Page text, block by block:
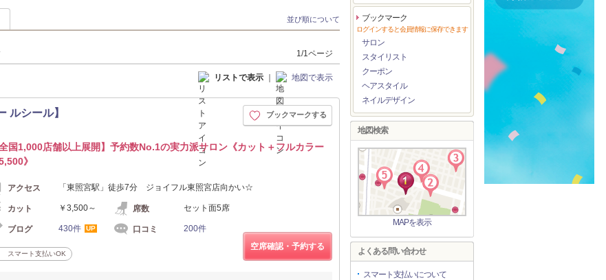
並び順について
1/1ページ
リストで表示 地図で表示
ルシール】 ブックマークする
全国1,000店舗以上展開】予約数No.1の実力派サロン《カット＋フルカラー
》
アクセス 「東照宮駅」徒歩7分 ジョイフル東照宮店向かい☆
カット ￥3,500～ 席数 セット面5席
ブログ 430件 UP 口コミ 200件
スマート支払いOK
空席確認・予約する
ブックマーク
ログインすると会員情報に保存できます
サロン
スタイリスト
クーポン
ヘアスタイル
ネイルデザイン
地図検索
MAPを表示
よくある問い合わせ
スマート支払いについて